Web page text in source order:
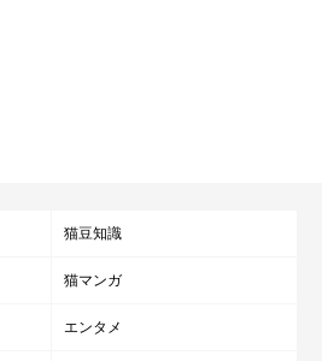
猫豆知識
猫マンガ
エンタメ